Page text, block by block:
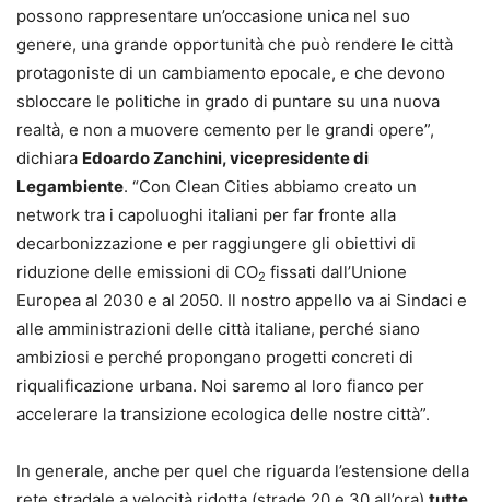
possono rappresentare un’occasione unica nel suo
genere, una grande opportunità che può rendere le città
protagoniste di un cambiamento epocale, e che devono
sbloccare le politiche in grado di puntare su una nuova
realtà, e non a muovere cemento per le grandi opere”,
dichiara Edoardo Zanchini, vicepresidente di
Legambiente. “Con Clean Cities abbiamo creato un
network tra i capoluoghi italiani per far fronte alla
decarbonizzazione e per raggiungere gli obiettivi di
riduzione delle emissioni di CO2 fissati dall’Unione
Europea al 2030 e al 2050. Il nostro appello va ai Sindaci e
alle amministrazioni delle città italiane, perché siano
ambiziosi e perché propongano progetti concreti di
riqualificazione urbana. Noi saremo al loro fianco per
accelerare la transizione ecologica delle nostre città”.
In generale, anche per quel che riguarda l’estensione della